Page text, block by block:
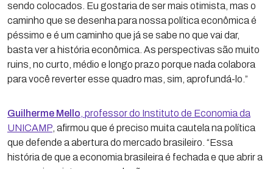
sendo colocados. Eu gostaria de ser mais otimista, mas o
caminho que se desenha para nossa política econômica é
péssimo e é um caminho que já se sabe no que vai dar,
basta ver a história econômica. As perspectivas são muito
ruins, no curto, médio e longo prazo porque nada colabora
para você reverter esse quadro mas, sim, aprofundá-lo.”
Guilherme Mello , professor do Instituto de Economia da
UNICAMP , afirmou que é preciso muita cautela na política
que defende a abertura do mercado brasileiro. “Essa
história de que a economia brasileira é fechada e que abrir a